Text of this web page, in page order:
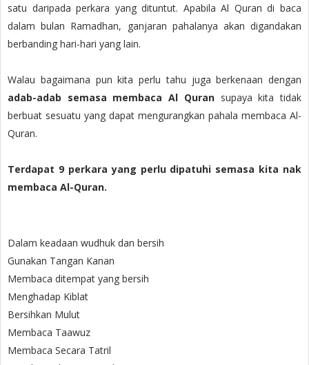
satu daripada perkara yang dituntut. Apabila Al Quran di baca
dalam bulan Ramadhan, ganjaran pahalanya akan digandakan
berbanding hari-hari yang lain.
Walau bagaimana pun kita perlu tahu juga berkenaan dengan
adab-adab semasa membaca Al Quransupaya kita tidak
berbuat sesuatu yang dapat mengurangkan pahala membaca Al-
Quran.
Terdapat 9 perkara yang perlu dipatuhi semasa kita nak
membaca Al-Quran.
Dalam keadaan wudhuk dan bersih
Gunakan Tangan Kanan
Membaca ditempat yang bersih
Menghadap Kiblat
Bersihkan Mulut
Membaca Taawuz
Membaca Secara Tatril